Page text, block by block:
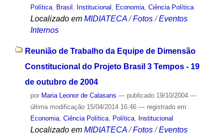
Política, Brasil Institucional Economia, Ciência Política
Localizado em MIDIATECA /Fotos /Eventos
Internos
Reunião de Trabalho da Equipe de Dimensão
Constitucional do Projeto Brasil 3 Tempos - 19
de outubro de 2004
por Maria Leonor de Calasans — publicado19/10/2004 —
última modificação15/04/2014 16:46 — registrado em:
Economia, Ciência Política, Política, Institucional
Localizado em MIDIATECA /Fotos /Eventos